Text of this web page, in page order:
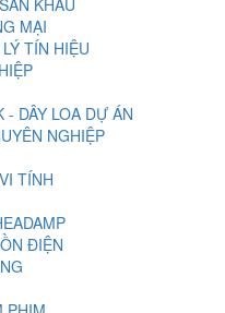
KHẤU
MẠI
TÍN HIỆU
- DÂY LOA DỰ ÁN
NGHIỆP
TÍNH
ĐIỆN